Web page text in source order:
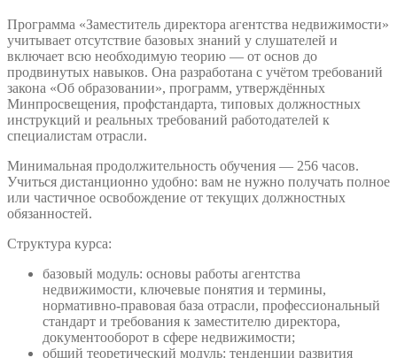
Программа «Заместитель директора агентства недвижимости»
учитывает отсутствие базовых знаний у слушателей и
включает всю необходимую теорию — от основ до
продвинутых навыков. Она разработана с учётом требований
закона «Об образовании», программ, утверждённых
Минпросвещения, профстандарта, типовых должностных
инструкций и реальных требований работодателей к
специалистам отрасли.
Минимальная продолжительность обучения — 256 часов.
Учиться дистанционно удобно: вам не нужно получать полное
или частичное освобождение от текущих должностных
обязанностей.
Структура курса:
базовый модуль: основы работы агентства
недвижимости, ключевые понятия и термины,
нормативно-правовая база отрасли, профессиональный
стандарт и требования к заместителю директора,
документооборот в сфере недвижимости;
общий теоретический модуль: тенденции развития